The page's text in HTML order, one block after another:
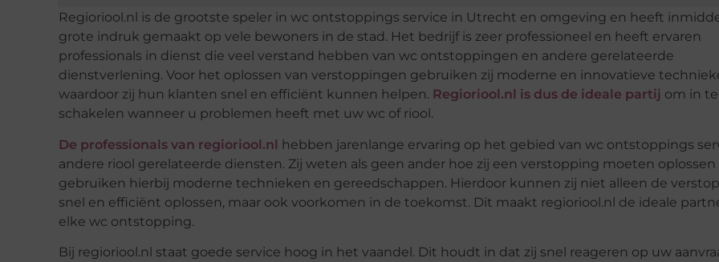
Regioriool.nl is de grootste speler in wc ontstoppings service in Utrecht en omgeving en heeft
grote indruk gemaakt op vele bewoners in de stad. Het bedrijf is zeer professioneel en heeft ervaren
professionals in dienst die veel verstand hebben van wc ontstoppingen en andere gerelateerde
dienstverlening. Voor het oplossen van verstoppingen gebruiken zij moderne en innovatieve
waardoor zij hun klanten snel en efficiënt kunnen helpen. Regioriool.nl is dus de ideale partij om in te
schakelen wanneer u problemen heeft met uw wc of riool.
De professionals van regioriool.nl hebben jarenlange ervaring op het gebied van wc ontstoppings
andere riool gerelateerde diensten. Zij weten als geen ander hoe zij een verstopping moeten oplossen
gebruiken hierbij moderne technieken en gereedschappen. Hierdoor kunnen zij niet alleen de
snel en efficiënt oplossen, maar ook voorkomen in de toekomst. Dit maakt regioriool.nl de ideale
elke wc ontstopping.
Bij regioriool.nl staat goede service hoog in het vaandel. Dit houdt in dat zij snel reageren op uw